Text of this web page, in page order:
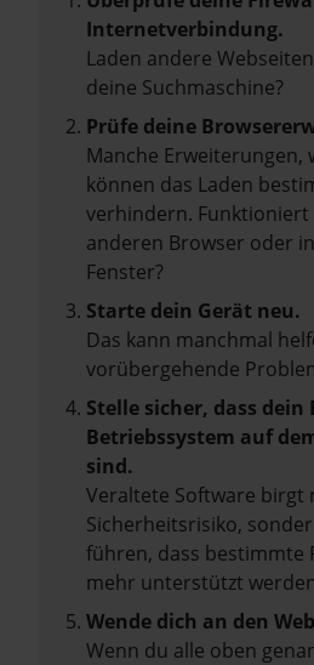
Internetverbindung.
Laden andere
deine Suchmaschine?
Prüfe deine
Manche Erweiterungen,
können das Laden
verhindern. Funktioniert
anderen Browser oder
Fenster?
Starte dein Gerät neu.
Das kann manchmal
vorübergehende
Stelle sicher, dass
Betriebssystem auf
sind.
Veraltete Software birgt
Sicherheitsrisiko,
führen, dass bestimmte
mehr unterstützt
Wende dich an den
Wenn du alle oben